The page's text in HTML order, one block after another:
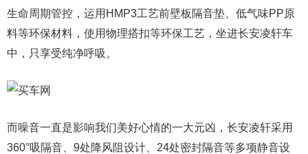
生命周期管控，运用HMP3工艺前壁板隔音垫、低气味PP原
料等环保材料，使用物理搭扣等环保工艺，坐进长安凌轩车
中，只享受纯净呼吸。
而噪音一直是影响我们美好心情的一大元凶，长安凌轩采用
360°吸隔音、9处降风阻设计、24处密封隔音等多项静音设